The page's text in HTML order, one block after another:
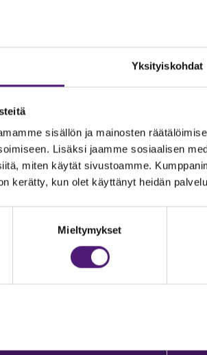
Yksityiskohdat
sisällön ja mainosten
Lisäksi jaamme sosiaalisen
miten käytät sivustoamme.
kerätty, kun olet käyttänyt heidän
Mieltymykset
kuten perinteinen
Sappeen palveluiden
ei anneta oston yhteydessä
voi ostaa normaalihintaisia tuotteita
tuotteita.
rinteisiin tai seikkailupuistoon.
Käsittely- ja postituskuluina perimme
kappalemäärän ennen ostoskoriin
vain Suomen rajojen
myös Sappeen toimipisteestä